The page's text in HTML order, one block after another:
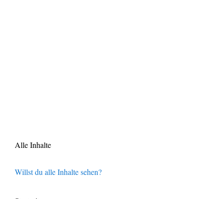
Alle Inhalte
Willst du alle Inhalte sehen?